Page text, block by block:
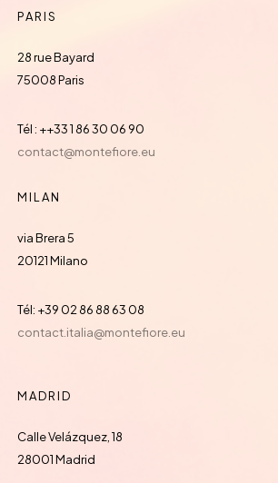
PARIS
28 rue Bayard
75008 Paris
Tél : ++33 1 86 30 06 90
contact@montefiore.eu
MILAN
via Brera 5
20121 Milano
Tél: +39 02 86 88 63 08
contact.italia@montefiore.eu
MADRID
Calle Velázquez, 18
28001 Madrid